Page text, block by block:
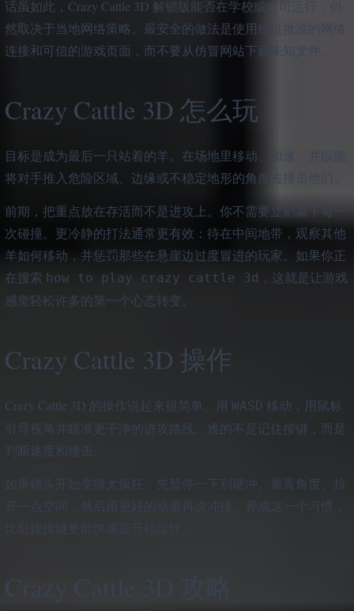
话虽如此，Crazy Cattle 3D 解锁版能否在学校或公司运行，仍
然取决于当地网络策略。最安全的做法是使用经过批准的网络
连接和可信的游戏页面，而不要从仿冒网站下载未知文件。
Crazy Cattle 3D 怎么玩
目标是成为最后一只站着的羊。在场地里移动、加速，并以能
将对手推入危险区域、边缘或不稳定地形的角度去撞击他们。
前期，把重点放在存活而不是进攻上。你不需要立刻赢下每一
次碰撞。更冷静的打法通常更有效：待在中间地带，观察其他
羊如何移动，并惩罚那些在悬崖边过度冒进的玩家。如果你正
在搜索 how to play crazy cattle 3d ，这就是让游戏
感觉轻松许多的第一个心态转变。
Crazy Cattle 3D 操作
Crazy Cattle 3D 的操作说起来很简单。用 WASD 移动，用鼠标
引导视角并瞄准更干净的进攻路线。难的不是记住按键，而是
判断速度和撞击。
如果镜头开始变得太疯狂，先暂停一下别硬冲。重置角度、拉
开一点空间，然后用更好的动量再次冲撞。养成这一个习惯，
比乱按按键更能快速提升稳定性。
Crazy Cattle 3D 攻略